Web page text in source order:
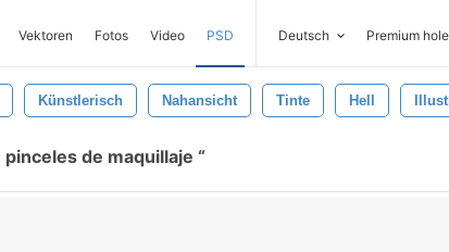
Vektoren Fotos Video PSD Deutsch Premium
Künstlerisch Nahansicht Tinte Hell
pinceles de maquillaje